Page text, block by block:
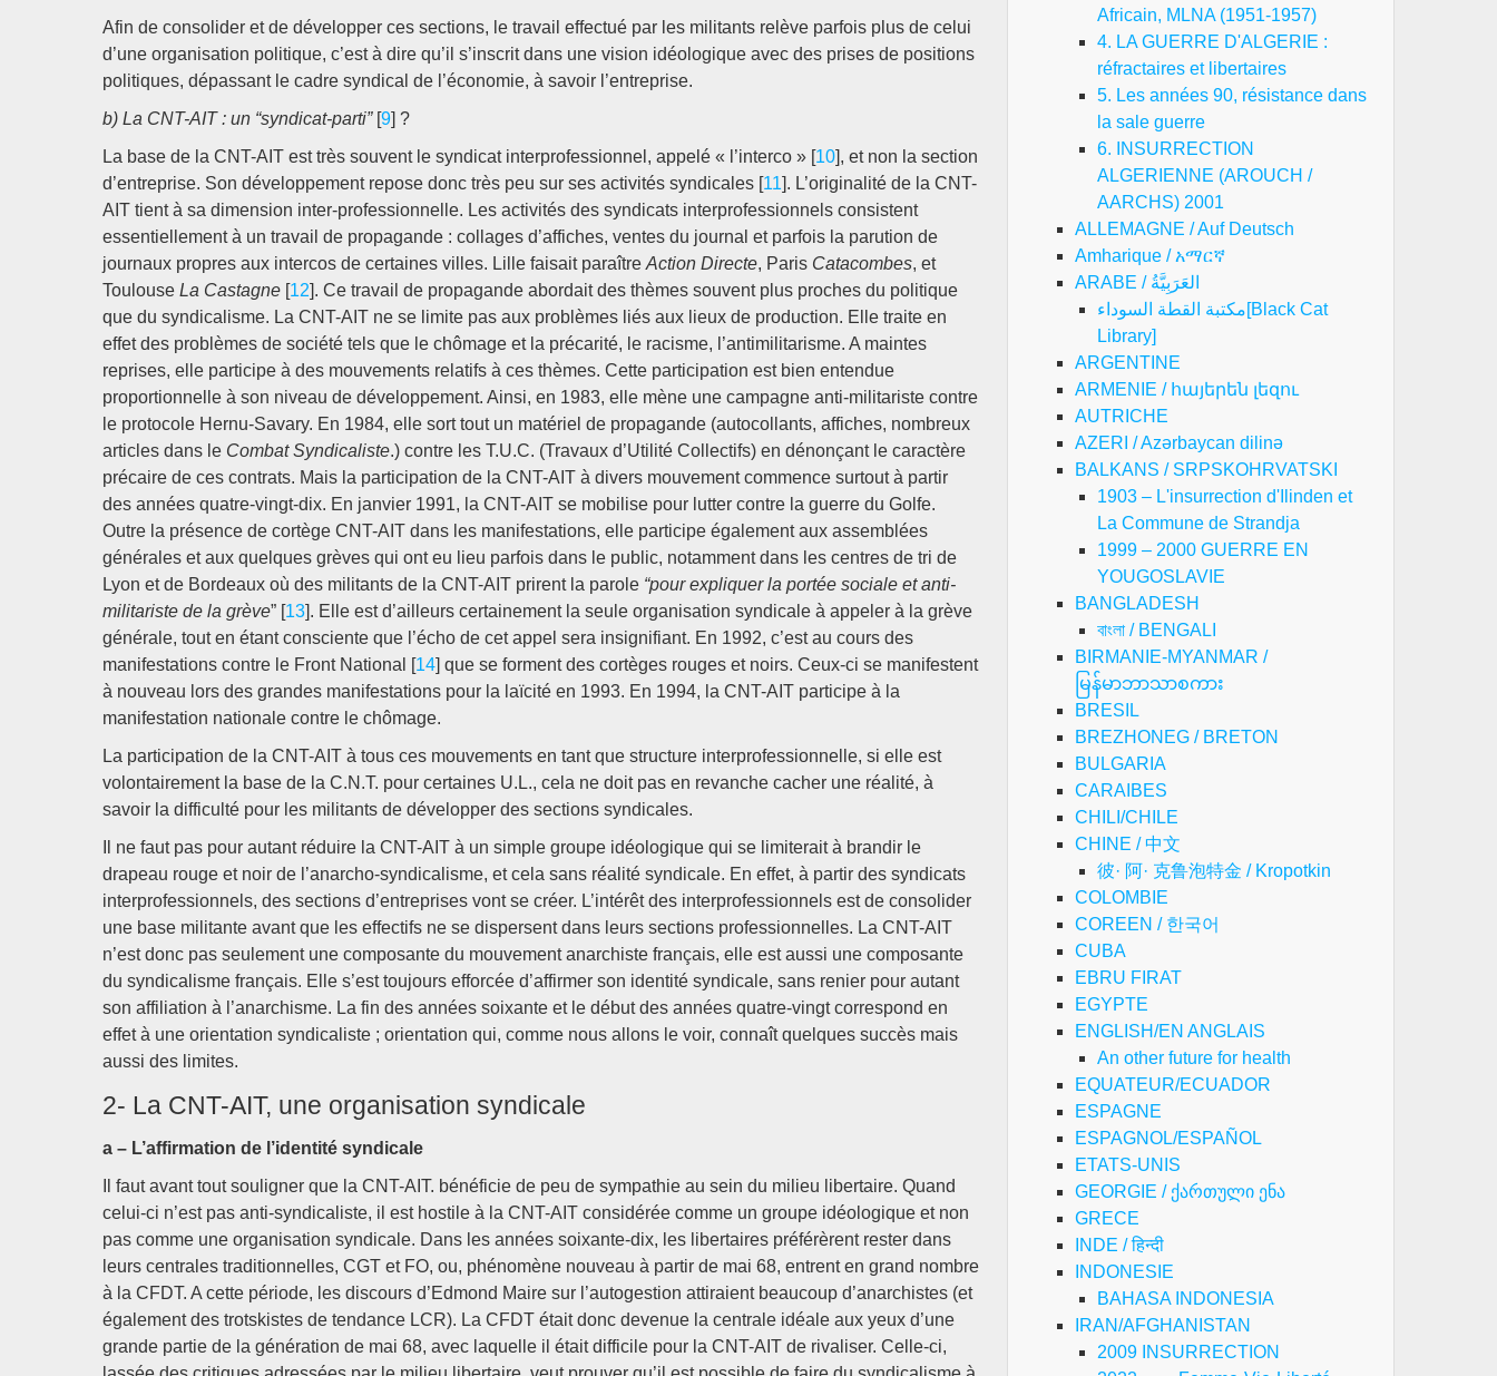
Afin de consolider et de développer ces sections, le travail effectué par les militants relève parfois plus de celui
d’une organisation politique, c’est à dire qu’il s’inscrit dans une vision idéologique avec des prises de positions
politiques, dépassant le cadre syndical de l’économie, à savoir l’entreprise.
b) La CNT-AIT : un “syndicat-parti”[9] ?
La base de la CNT-AIT est très souvent le syndicat interprofessionnel, appelé « l’interco » [10], et non la section
d’entreprise. Son développement repose donc très peu sur ses activités syndicales [11]. L’originalité de la CNT-
AIT tient à sa dimension inter-professionnelle. Les activités des syndicats interprofessionnels consistent
essentiellement à un travail de propagande : collages d’affiches, ventes du journal et parfois la parution de
journaux propres aux intercos de certaines villes. Lille faisait paraître Action Directe, Paris Catacombes, et
Toulouse La Castagne [12]. Ce travail de propagande abordait des thèmes souvent plus proches du politique
que du syndicalisme. La CNT-AIT ne se limite pas aux problèmes liés aux lieux de production. Elle traite en
effet des problèmes de société tels que le chômage et la précarité, le racisme, l’antimilitarisme. A maintes
reprises, elle participe à des mouvements relatifs à ces thèmes. Cette participation est bien entendue
proportionnelle à son niveau de développement. Ainsi, en 1983, elle mène une campagne anti-militariste contre
le protocole Hernu-Savary. En 1984, elle sort tout un matériel de propagande (autocollants, affiches, nombreux
articles dans le Combat Syndicaliste.) contre les T.U.C. (Travaux d’Utilité Collectifs) en dénonçant le caractère
précaire de ces contrats. Mais la participation de la CNT-AIT à divers mouvement commence surtout à partir
des années quatre-vingt-dix. En janvier 1991, la CNT-AIT se mobilise pour lutter contre la guerre du Golfe.
Outre la présence de cortège CNT-AIT dans les manifestations, elle participe également aux assemblées
générales et aux quelques grèves qui ont eu lieu parfois dans le public, notamment dans les centres de tri de
Lyon et de Bordeaux où des militants de la CNT-AIT prirent la parole “pour expliquer la portée sociale et anti-
militariste de la grève” [13]. Elle est d’ailleurs certainement la seule organisation syndicale à appeler à la grève
générale, tout en étant consciente que l’écho de cet appel sera insignifiant. En 1992, c’est au cours des
manifestations contre le Front National [14] que se forment des cortèges rouges et noirs. Ceux-ci se manifestent
à nouveau lors des grandes manifestations pour la laïcité en 1993. En 1994, la CNT-AIT participe à la
manifestation nationale contre le chômage.
La participation de la CNT-AIT à tous ces mouvements en tant que structure interprofessionnelle, si elle est
volontairement la base de la C.N.T. pour certaines U.L., cela ne doit pas en revanche cacher une réalité, à
savoir la difficulté pour les militants de développer des sections syndicales.
Il ne faut pas pour autant réduire la CNT-AIT à un simple groupe idéologique qui se limiterait à brandir le
drapeau rouge et noir de l’anarcho-syndicalisme, et cela sans réalité syndicale. En effet, à partir des syndicats
interprofessionnels, des sections d’entreprises vont se créer. L’intérêt des interprofessionnels est de consolider
une base militante avant que les effectifs ne se dispersent dans leurs sections professionnelles. La CNT-AIT
n’est donc pas seulement une composante du mouvement anarchiste français, elle est aussi une composante
du syndicalisme français. Elle s’est toujours efforcée d’affirmer son identité syndicale, sans renier pour autant
son affiliation à l’anarchisme. La fin des années soixante et le début des années quatre-vingt correspond en
effet à une orientation syndicaliste ; orientation qui, comme nous allons le voir, connaît quelques succès mais
aussi des limites.
2- La CNT-AIT, une organisation syndicale
a – L’affirmation de l’identité syndicale
Il faut avant tout souligner que la CNT-AIT. bénéficie de peu de sympathie au sein du milieu libertaire. Quand
celui-ci n’est pas anti-syndicaliste, il est hostile à la CNT-AIT considérée comme un groupe idéologique et non
pas comme une organisation syndicale. Dans les années soixante-dix, les libertaires préférèrent rester dans
leurs centrales traditionnelles, CGT et FO, ou, phénomène nouveau à partir de mai 68, entrent en grand nombre
à la CFDT. A cette période, les discours d’Edmond Maire sur l’autogestion attiraient beaucoup d’anarchistes (et
également des trotskistes de tendance LCR). La CFDT était donc devenue la centrale idéale aux yeux d’une
grande partie de la génération de mai 68, avec laquelle il était difficile pour la CNT-AIT de rivaliser. Celle-ci,
Africain, MLNA (1951-1957)
4. LA GUERRE D'ALGERIE :
réfractaires et libertaires
5. Les années 90, résistance dans
la sale guerre
6. INSURRECTION
ALGERIENNE (AROUCH /
AARCHS) 2001
ALLEMAGNE / Auf Deutsch
Amharique / አማርኛ
ARABE / العَرَبِيَّةُ
مكتبة القطة السوداء[Black Cat
Library]
ARGENTINE
ARMENIE / հայերեն լեզու
AUTRICHE
AZERI / Azərbaycan dilinə
BALKANS / SRPSKOHRVATSKI
1903 – L'insurrection d'Ilinden et
La Commune de Strandja
1999 – 2000 GUERRE EN
YOUGOSLAVIE
BANGLADESH
বাংলা / BENGALI
BIRMANIE-MYANMAR /
မြန်မာဘာသာစကား
BRESIL
BREZHONEG / BRETON
BULGARIA
CARAIBES
CHILI/CHILE
CHINE / 中文
彼· 阿· 克鲁泡特金 / Kropotkin
COLOMBIE
COREEN / 한국어
CUBA
EBRU FIRAT
EGYPTE
ENGLISH/EN ANGLAIS
An other future for health
EQUATEUR/ECUADOR
ESPAGNE
ESPAGNOL/ESPAÑOL
ETATS-UNIS
GEORGIE / ქართული ენა
GRECE
INDE / हिन्दी
INDONESIE
BAHASA INDONESIA
IRAN/AFGHANISTAN
2009 INSURRECTION